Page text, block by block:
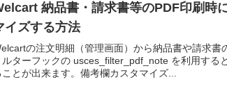
納品書・請求書等のPDF印刷時
イズする方法
の注文明細（管理画面）から納品書や請求
ルターフックの usces_filter_pdf_note を利用する
ことが出来ます。備考欄カスタマイズ...